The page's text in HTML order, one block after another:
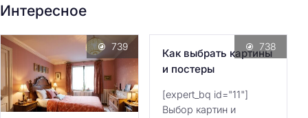
Интересное
739
Как выбрать картины
и постеры
[expert_bq id="11"]
Выбор картин и
738